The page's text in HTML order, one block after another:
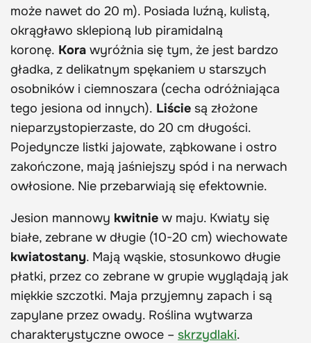
może nawet do 20 m). Posiada luźną, kulistą,
okrągławo sklepioną lub piramidalną
koronę. Kora wyróżnia się tym, że jest bardzo
gładka, z delikatnym spękaniem u starszych
osobników i ciemnoszara (cecha odróżniająca
tego jesiona od innych). Liście są złożone
nieparzystopierzaste, do 20 cm długości.
Pojedyncze listki jajowate, ząbkowane i ostro
zakończone, mają jaśniejszy spód i na nerwach
owłosione. Nie przebarwiają się efektownie.
Jesion mannowy kwitnie w maju. Kwiaty się
białe, zebrane w długie (10-20 cm) wiechowate
kwiatostany. Mają wąskie, stosunkowo długie
płatki, przez co zebrane w grupie wyglądają jak
miękkie szczotki. Maja przyjemny zapach i są
zapylane przez owady. Roślina wytwarza
charakterystyczne owoce – skrzydlaki.